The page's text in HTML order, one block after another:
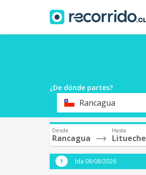
¿De dónde partes?
OrigenRancagua
Desde
Rancagua
Hasta
Litueche
Ida 08/08/2026